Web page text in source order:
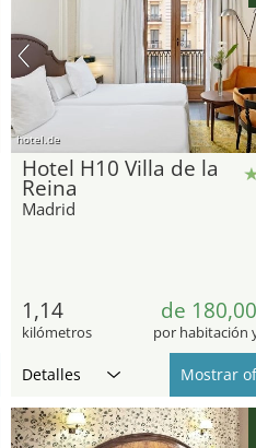
hotel.de
Hotel H10 Villa de la
Reina
Madrid
1,14
kilómetros
de
por habitación
Detalles Mostrar